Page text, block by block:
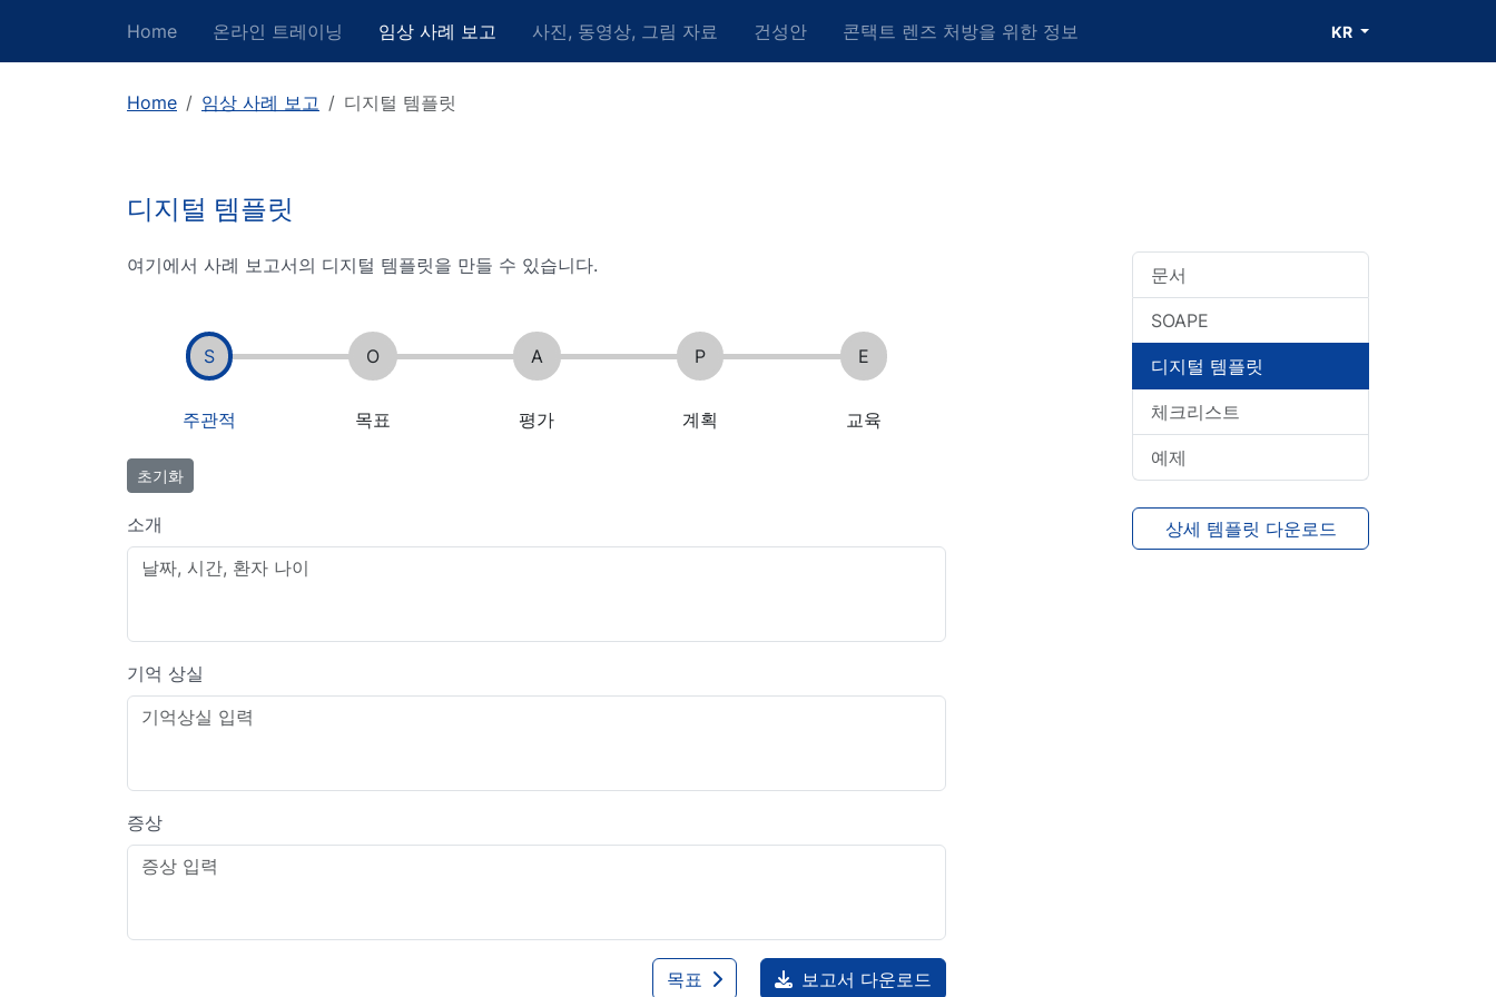
Home 온라인 트레이닝 임상 사례 보고 사진, 동영상, 그림 자료 건성안 콘택트 렌즈 처방을 위한 정보 KR
Home 임상 사례 보고 디지털 템플릿
디지털 템플릿
여기에서 사례 보고서의 디지털 템플릿을 만들 수 있습니다.
S
주관적
O
목표
A
평가
P
계획
E
교육
초기화
소개
기억 상실
증상
목표 보고서 다운로드
문서
SOAPE
디지털 템플릿
체크리스트
예제
상세 템플릿 다운로드